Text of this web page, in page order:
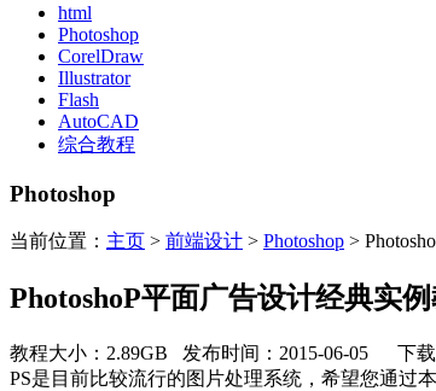
html
Photoshop
CorelDraw
Illustrator
Flash
AutoCAD
综合教程
Photoshop
当前位置： 主页 > 前端设计 > Photoshop >
PhotoshoP平面广告设计经典实
教程大小：2.89GB 发布时间：2015-06-05 下载
PS是目前比较流行的图片处理系统，希望您通过